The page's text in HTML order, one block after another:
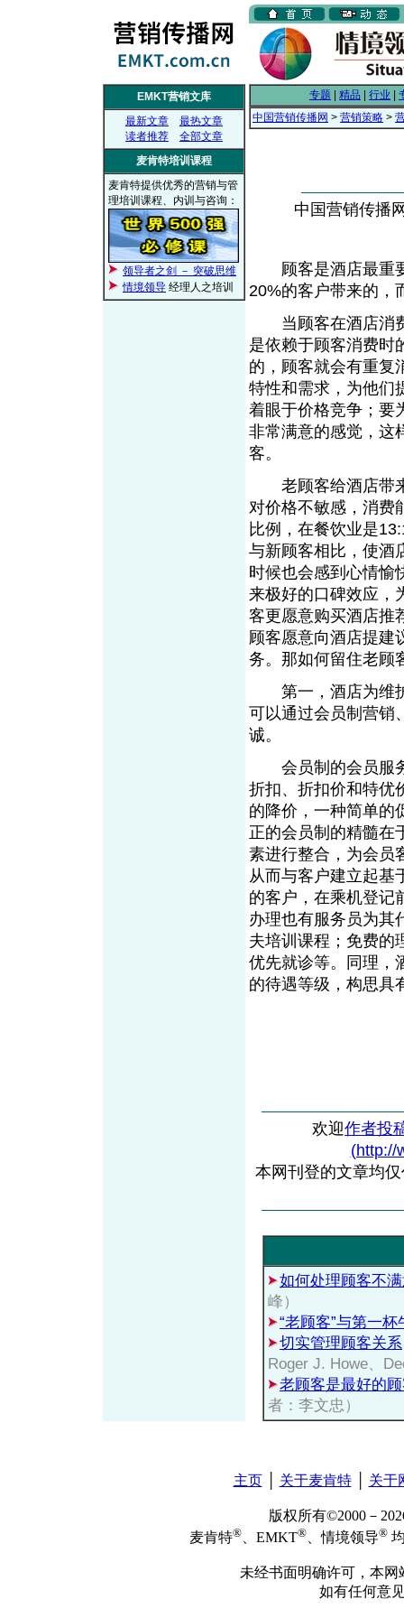
EMKT营销文库
最新文章
最热文章
读者推荐
全部文章
麦肯特培训课程
麦肯特提供优秀的营销与管
理培训课程、内训与咨询：
领导者之剑 － 突破思维
情境领导 经理人之培训
专题 精品 行业
中国营销传播网 > 营销策略 >
中国营销传播
顾客是酒店最重要
20%的客户带来的
当顾客在酒店消费
是依赖于顾客消费时
的，顾客就会有重复
特性和需求，为他们
着眼于价格竞争；要
非常满意的感觉，这
客。
老顾客给酒店带来
对价格不敏感，消费
比例，在餐饮业是
与新顾客相比，使酒
时候也会感到心情愉
来极好的口碑效应，
客更愿意购买酒店推
顾客愿意向酒店提建
务。那如何留住
第一，酒店为维护
可以通过会员制营销
诚。
会员制的会员服务
折扣、折扣价和特优
的降价，一种简单的
正的会员制的精髓在
素进行整合，为会员
从而与客户建立起基
的客户，在乘机登记
办理也有服务员为其
夫培训课程；免费的
优先就诊等。同理，
的待遇等级，构思
欢迎作者投
(http://
本网刊登的文章均
如何处理顾客不
峰）
“老顾客”与第一杯
切实管理顾客关系
Roger J. Howe、
老顾客是最好的
者：李文忠）
主页│ 关于麦肯特│ 关于
版权所有©2000－
麦肯特® 、EMKT® 、情境领导®
未经书面明确许可，本
如有任何意